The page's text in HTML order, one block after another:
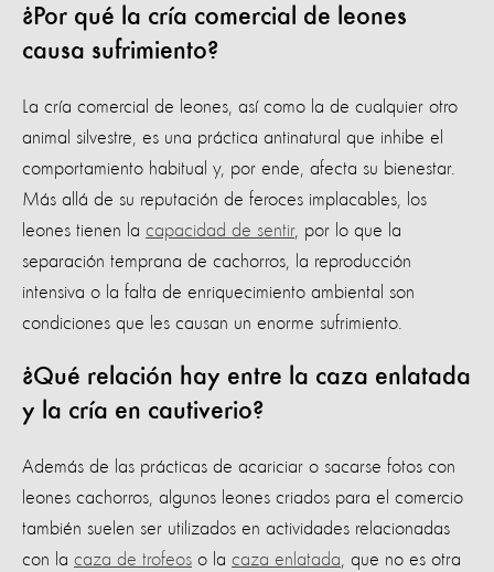
¿Por qué la cría comercial de leones
causa sufrimiento?
La cría comercial de leones, así como la de cualquier otro
animal silvestre, es una práctica antinatural que inhibe el
comportamiento habitual y, por ende, afecta su bienestar.
Más allá de su reputación de feroces implacables, los
leones tienen la capacidad de sentir, por lo que la
separación temprana de cachorros, la reproducción
intensiva o la falta de enriquecimiento ambiental son
condiciones que les causan un enorme sufrimiento.
¿Qué relación hay entre la caza enlatada
y la cría en cautiverio?
Además de las prácticas de acariciar o sacarse fotos con
leones cachorros, algunos leones criados para el comercio
también suelen ser utilizados en actividades relacionadas
con la caza de trofeos o la caza enlatada, que no es otra